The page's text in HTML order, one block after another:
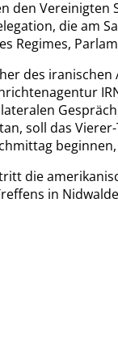
den
die am
Regimes,
des
soll das
die
in